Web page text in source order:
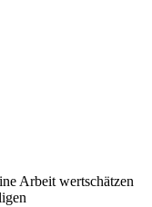
Arbeit wertschätzen